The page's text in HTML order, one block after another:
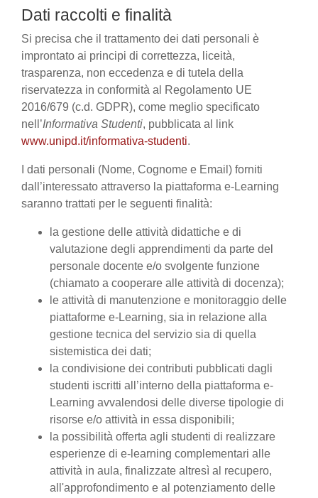
Dati raccolti e finalità
Si precisa che il trattamento dei dati personali è
improntato ai principi di correttezza, liceità,
trasparenza, non eccedenza e di tutela della
riservatezza in conformità al Regolamento UE
2016/679 (c.d. GDPR), come meglio specificato
nell’Informativa Studenti, pubblicata al link
www.unipd.it/informativa-studenti.
I dati personali (Nome, Cognome e Email) forniti
dall’interessato attraverso la piattaforma e-Learning
saranno trattati per le seguenti finalità:
la gestione delle attività didattiche e di
valutazione degli apprendimenti da parte del
personale docente e/o svolgente funzione
(chiamato a cooperare alle attività di docenza);
le attività di manutenzione e monitoraggio delle
piattaforme e-Learning, sia in relazione alla
gestione tecnica del servizio sia di quella
sistemistica dei dati;
la condivisione dei contributi pubblicati dagli
studenti iscritti all’interno della piattaforma e-
Learning avvalendosi delle diverse tipologie di
risorse e/o attività in essa disponibili;
la possibilità offerta agli studenti di realizzare
esperienze di e-learning complementari alle
attività in aula, finalizzate altresì al recupero,
all'approfondimento e al potenziamento delle